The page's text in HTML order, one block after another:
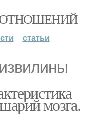
статьи
мозга.